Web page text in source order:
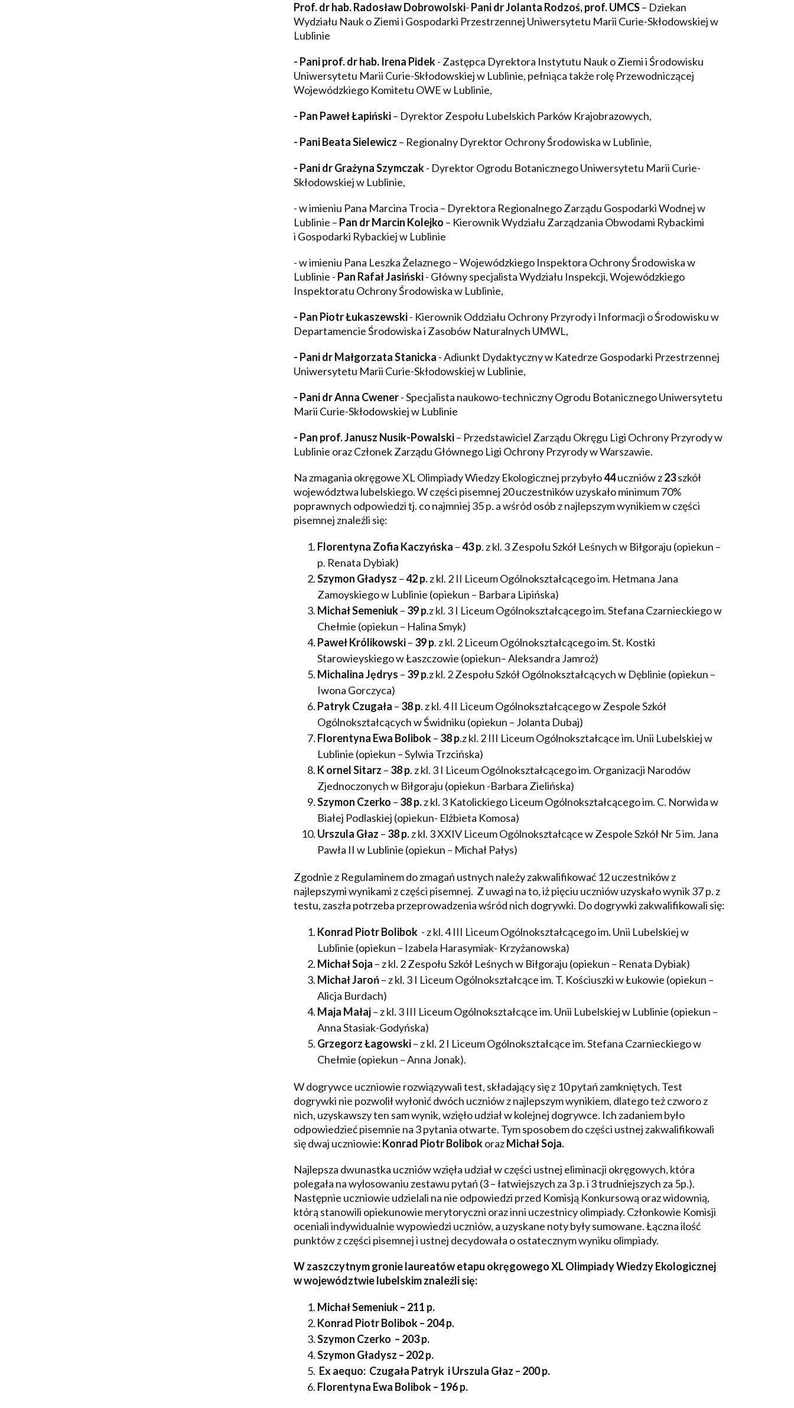
Prof. dr hab. Radosław Dobrowolski- Pani dr Jolanta Rodzoś, prof. UMCS– Dziekan
Wydziału Nauk o Ziemi i Gospodarki Przestrzennej Uniwersytetu Marii Curie-Skłodowskiej w
Lublinie
- Pani prof. dr hab. Irena Pidek- Zastępca Dyrektora Instytutu Nauk o Ziemi i Środowisku
Uniwersytetu Marii Curie-Skłodowskiej w Lublinie, pełniąca także rolę Przewodniczącej
Wojewódzkiego Komitetu OWE w Lublinie,
- Pan Paweł Łapiński– Dyrektor Zespołu Lubelskich Parków Krajobrazowych,
- Pani Beata Sielewicz – Regionalny Dyrektor Ochrony Środowiska w Lublinie,
- Pani dr Grażyna Szymczak- Dyrektor Ogrodu Botanicznego Uniwersytetu Marii Curie-
Skłodowskiej w Lublinie,
- w imieniu Pana Marcina Trocia – Dyrektora Regionalnego Zarządu Gospodarki Wodnej w
Lublinie – Pan dr Marcin Kolejko – Kierownik Wydziału Zarządzania Obwodami Rybackimi
i Gospodarki Rybackiej w Lublinie
- w imieniu Pana Leszka Żelaznego – Wojewódzkiego Inspektora Ochrony Środowiska w
Lublinie - Pan Rafał Jasiński- Główny specjalista Wydziału Inspekcji, Wojewódzkiego
Inspektoratu Ochrony Środowiska w Lublinie,
- Pan Piotr Łukaszewski- Kierownik Oddziału Ochrony Przyrody i Informacji o Środowisku w
Departamencie Środowiska i Zasobów Naturalnych UMWL,
- Pani dr Małgorzata Stanicka - Adiunkt Dydaktyczny w Katedrze Gospodarki Przestrzennej
Uniwersytetu Marii Curie-Skłodowskiej w Lublinie,
- Pani dr Anna Cwener- Specjalista naukowo-techniczny Ogrodu Botanicznego Uniwersytetu
Marii Curie-Skłodowskiej w Lublinie
- Pan prof. Janusz Nusik-Powalski– Przedstawiciel Zarządu Okręgu Ligi Ochrony Przyrody w
Lublinie oraz Członek Zarządu Głównego Ligi Ochrony Przyrody w Warszawie.
Na zmagania okręgowe XL Olimpiady Wiedzy Ekologicznej przybyło44uczniów z23szkół
województwa lubelskiego. W części pisemnej 20 uczestników uzyskało minimum 70%
poprawnych odpowiedzi tj. co najmniej 35 p. a wśród osób z najlepszym wynikiem w części
pisemnej znaleźli się:
Florentyna Zofia Kaczyńska –43 p. z kl. 3 Zespołu Szkół Leśnych w Biłgoraju (opiekun –
p. Renata Dybiak)
Szymon Gładysz –42 p.z kl. 2 II Liceum Ogólnokształcącego im. Hetmana Jana
Zamoyskiego w Lublinie (opiekun – Barbara Lipińska)
Michał Semeniuk– 39 p.z kl. 3 I Liceum Ogólnokształcącego im. Stefana Czarnieckiego w
Chełmie (opiekun – Halina Smyk)
Paweł Królikowski– 39 p. z kl. 2 Liceum Ogólnokształcącego im. St. Kostki
Starowieyskiego w Łaszczowie (opiekun– Aleksandra Jamroż)
Michalina Jędrys – 39 p.z kl. 2 Zespołu Szkół Ogólnokształcących w Dęblinie (opiekun –
Iwona Gorczyca)
Patryk Czugała – 38 p. z kl. 4 II Liceum Ogólnokształcącego w Zespole Szkół
Ogólnokształcących w Świdniku (opiekun – Jolanta Dubaj)
Florentyna Ewa Bolibok– 38 p.z kl. 2 III Liceum Ogólnokształcące im. Unii Lubelskiej w
Lublinie (opiekun – Sylwia Trzcińska)
K ornel Sitarz – 38 p. z kl. 3 I Liceum Ogólnokształcącego im. Organizacji Narodów
Zjednoczonych w Biłgoraju (opiekun -Barbara Zielińska)
Szymon Czerko – 38 p.z kl. 3 Katolickiego Liceum Ogólnokształcącego im. C. Norwida w
Białej Podlaskiej (opiekun- Elżbieta Komosa)
Urszula Głaz – 38 p.z kl. 3 XXIV Liceum Ogólnokształcące w Zespole Szkół Nr 5 im. Jana
Pawła II w Lublinie (opiekun – Michał Pałys)
Zgodnie z Regulaminem do zmagań ustnych należy zakwalifikować 12 uczestników z
najlepszymi wynikami z części pisemnej. Z uwagi na to, iż pięciu uczniów uzyskało wynik 37 p. z
testu, zaszła potrzeba przeprowadzenia wśród nich dogrywki. Do dogrywki zakwalifikowali się:
Konrad Piotr Bolibok- z kl. 4 III Liceum Ogólnokształcącego im. Unii Lubelskiej w
Lublinie (opiekun – Izabela Harasymiak- Krzyżanowska)
Michał Soja – z kl. 2 Zespołu Szkół Leśnych w Biłgoraju (opiekun – Renata Dybiak)
Michał Jaroń– z kl. 3 I Liceum Ogólnokształcące im. T. Kościuszki w Łukowie (opiekun –
Alicja Burdach)
Maja Małaj– z kl. 3 III Liceum Ogólnokształcące im. Unii Lubelskiej w Lublinie (opiekun –
Anna Stasiak-Godyńska)
Grzegorz Łagowski– z kl. 2 I Liceum Ogólnokształcące im. Stefana Czarnieckiego w
Chełmie (opiekun – Anna Jonak).
W dogrywce uczniowie rozwiązywali test, składający się z 10 pytań zamkniętych. Test
dogrywki nie pozwolił wyłonić dwóch uczniów z najlepszym wynikiem, dlatego też czworo z
nich, uzyskawszy ten sam wynik, wzięło udział w kolejnej dogrywce. Ich zadaniem było
odpowiedzieć pisemnie na 3 pytania otwarte. Tym sposobem do części ustnej zakwalifikowali
się dwaj uczniowie: Konrad Piotr BolibokorazMichał Soja.
Najlepsza dwunastka uczniów wzięła udział w części ustnej eliminacji okręgowych, która
polegała na wylosowaniu zestawu pytań (3 – łatwiejszych za 3 p. i 3 trudniejszych za 5p.).
Następnie uczniowie udzielali na nie odpowiedzi przed Komisją Konkursową oraz widownią,
którą stanowili opiekunowie merytoryczni oraz inni uczestnicy olimpiady. Członkowie Komisji
oceniali indywidualnie wypowiedzi uczniów, a uzyskane noty były sumowane. Łączna ilość
punktów z części pisemnej i ustnej decydowała o ostatecznym wyniku olimpiady.
W zaszczytnym gronie laureatów etapu okręgowego XL Olimpiady Wiedzy Ekologicznej
w województwie lubelskim znaleźli się:
Michał Semeniuk – 211 p.
Konrad Piotr Bolibok – 204 p.
Szymon Czerko – 203 p.
Szymon Gładysz – 202 p.
Ex aequo: Czugała Patryk i Urszula Głaz – 200 p.
Florentyna Ewa Bolibok – 196 p.